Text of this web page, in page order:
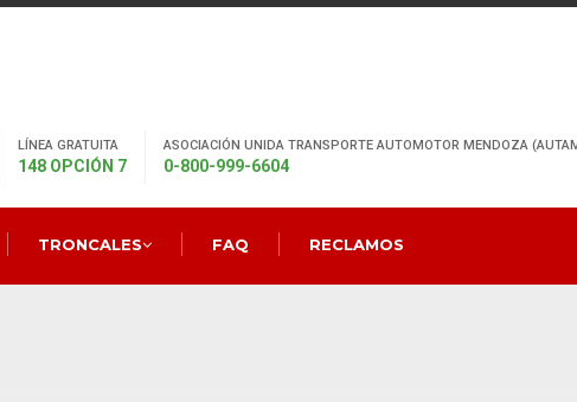
LÍNEA GRATUITA
148 OPCIÓN 7
ASOCIACIÓN UNIDA TRANSPORTE AUTOMOTOR MENDOZA
0-800-999-6604
TRONCALES FAQ RECLAMOS